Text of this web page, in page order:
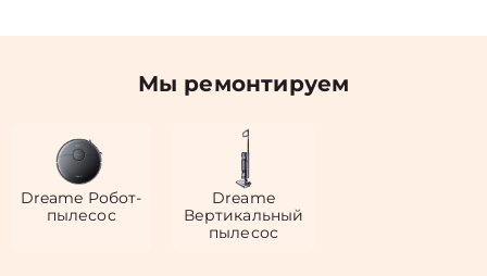
Мы ремонтируем
Dreame Робот-
пылесос
Dreame
Вертикальный
пылесос